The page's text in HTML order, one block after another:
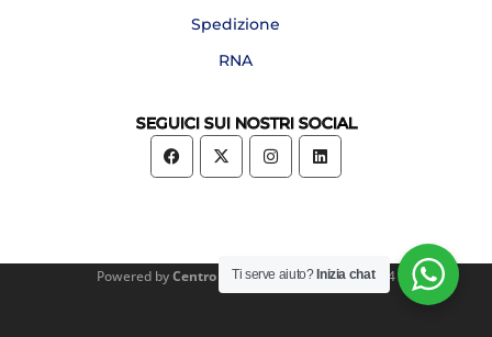
Spedizione
RNA
SEGUICI SUI NOSTRI SOCIAL
Powered byCentro Forniture Alberghiere2024
Ti serve aiuto? Inizia chat